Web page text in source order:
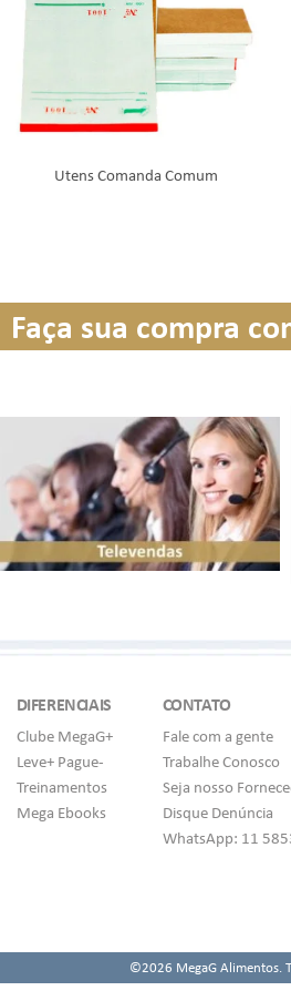
Utens Comanda Comum
Faça sua compra
DIFERENCIAIS
Clube MegaG+
Leve+ Pague-
Treinamentos
Mega Ebooks
CONTATO
Fale com a gente
Trabalhe Conosco
Seja nosso
Disque Denúncia
WhatsApp: 11
©2026 MegaG Alimentos.